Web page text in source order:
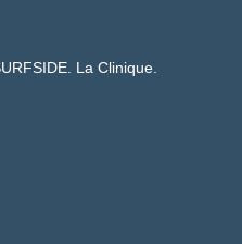
La Clinique.